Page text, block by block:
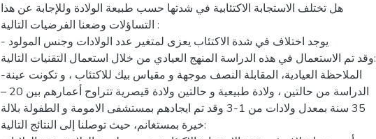
هل تختلف الاستجابة الاكتئابية في شدتها حسب طبيعة الولادة وللإجابة عن هذا
التساؤلات وضعنا الفرضيات التالية :
- يوجد اختلاف في شدة الاكتئاب يعزى لمتغير عدد الولادات وجنس المولود
وقد تم الاستعمال في هذه الدراسة المنهج العيادي من خلال استعمال التقنيات التالية:
-الملاحظة العيادية، المقابلة النصف موجهة و مقياس بيك للاكتئاب ، و تكونت عينة
الدراسة من حالتين ، ولادة طبيعية و حالتين ولادة قيصرية تتراوح أعمارهم بين 20 –
35 سنة بمعدل ولادات من 1-3 وقد تم ايجادهم بمستشفى الامومة و الطفولة بلالة
خيرة بمستغانم، حيث توصلنا إلى النتائج التالية: